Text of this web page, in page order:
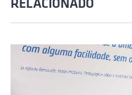
RELACIONADO